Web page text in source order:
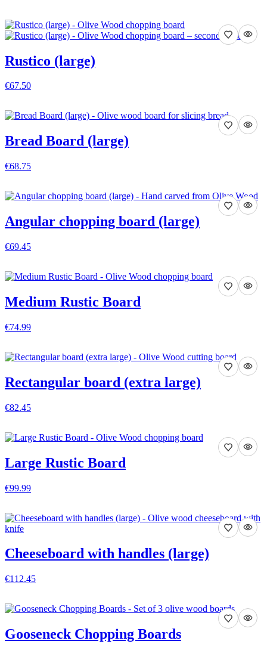
Rustico (large)
€67.50
Bread Board (large)
€68.75
Angular chopping board (large)
€69.45
Medium Rustic Board
€74.99
Rectangular board (extra large)
€82.45
Large Rustic Board
€99.99
Cheeseboard with handles (large)
€112.45
Gooseneck Chopping Boards